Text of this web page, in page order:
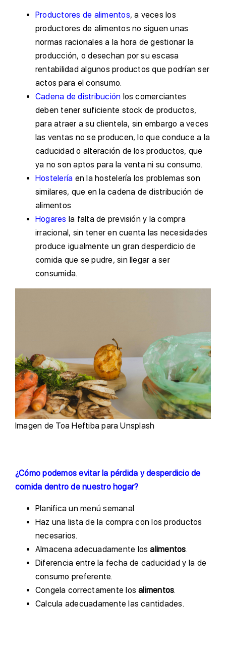
Productores de alimentos, a veces los
productores de alimentos no siguen unas
normas racionales a la hora de gestionar la
producción, o desechan por su escasa
rentabilidad algunos productos que podrían ser
actos para el consumo.
Cadena de distribución los comerciantes
deben tener suficiente stock de productos,
para atraer a su clientela, sin embargo a veces
las ventas no se producen, lo que conduce a la
caducidad o alteración de los productos, que
ya no son aptos para la venta ni su consumo.
Hostelería en la hostelería los problemas son
similares, que en la cadena de distribución de
alimentos
Hogares la falta de previsión y la compra
irracional, sin tener en cuenta las necesidades
produce igualmente un gran desperdicio de
comida que se pudre, sin llegar a ser
consumida.
Imagen de Toa Heftiba para Unsplash
¿Cómo podemos evitar la pérdida y desperdicio de
comida dentro de nuestro hogar?
Planifica un menú semanal.
Haz una lista de la compra con los productos
necesarios.
Almacena adecuadamente losalimentos.
Diferencia entre la fecha de caducidad y la de
consumo preferente.
Congela correctamente losalimentos.
Calcula adecuadamente las cantidades.